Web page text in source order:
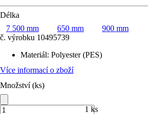
Délka
7 500 mm
650 mm
900 mm
č. výrobku 10495739
Materiál: Polyester (PES)
Více informací o zboží
Množství (ks)
1 ks